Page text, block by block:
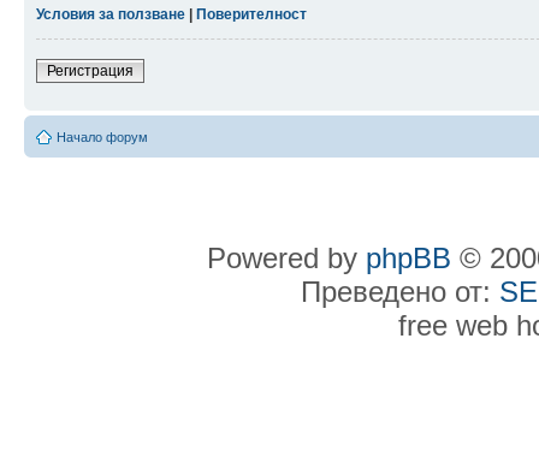
Условия за ползване
Поверителност
Регистрация
Начало форум
Powered by phpBB ©
Преведено от:
free web